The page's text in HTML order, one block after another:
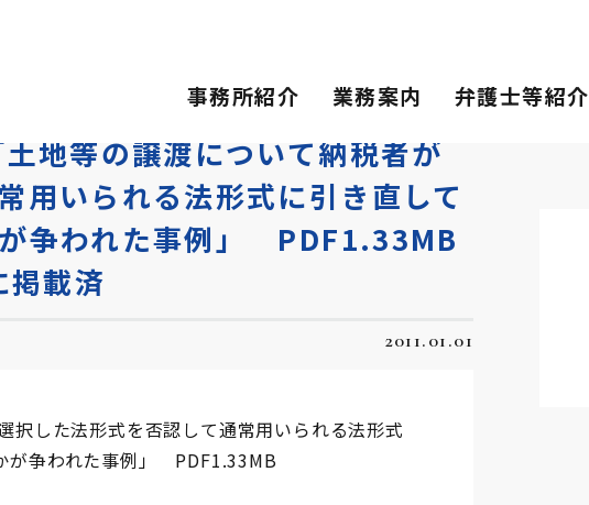
事務所紹介 業務案内 弁護士等紹介
地等の譲渡について納税者が
用いられる法形式に引き直して
争われた事例」 PDF1.33MB
掲載済
2011.01.01
択した法形式を否認して通常用いられる法形式
が争われた事例」 PDF1.33MB